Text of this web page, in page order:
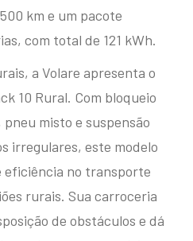
8
km e um pacote
com total de 121 kWh.
a Volare apresenta o
10 Rural. Com bloqueio
misto e suspensão
irregulares, este modelo
eficiência no transporte
rurais. Sua carroceria
de obstáculos e dá